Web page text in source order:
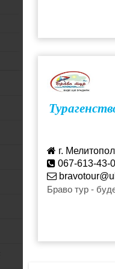
г.
067-613-43-
Браво тур -